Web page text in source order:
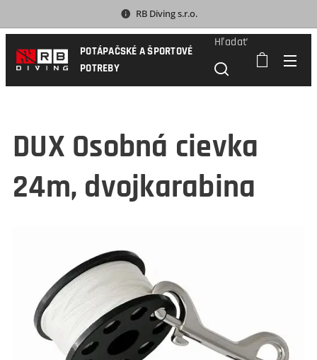
RB Diving s.r.o.
POTÁPAČSKÉ A ŠPORTOVÉ
POTREBY
Hľadať
DUX Osobná cievka
24m, dvojkarabina